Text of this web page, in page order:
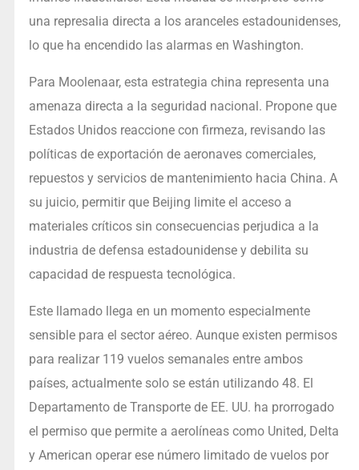
una represalia directa a los aranceles estadounidenses,
lo que ha encendido las alarmas en Washington.
Para Moolenaar, esta estrategia china representa una
amenaza directa a la seguridad nacional. Propone que
Estados Unidos reaccione con firmeza, revisando las
políticas de exportación de aeronaves comerciales,
repuestos y servicios de mantenimiento hacia China. A
su juicio, permitir que Beijing limite el acceso a
materiales críticos sin consecuencias perjudica a la
industria de defensa estadounidense y debilita su
capacidad de respuesta tecnológica.
Este llamado llega en un momento especialmente
sensible para el sector aéreo. Aunque existen permisos
para realizar 119 vuelos semanales entre ambos
países, actualmente solo se están utilizando 48. El
Departamento de Transporte de EE. UU. ha prorrogado
el permiso que permite a aerolíneas como United, Delta
y American operar ese número limitado de vuelos por